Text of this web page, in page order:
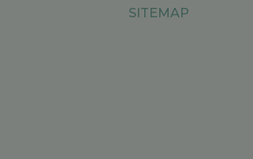
SITEMAP